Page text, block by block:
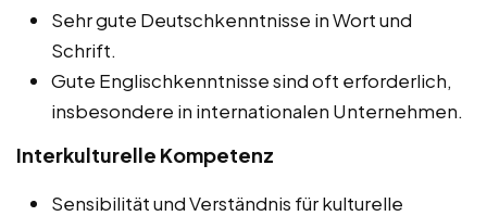
Sehr gute Deutschkenntnisse in Wort und
Schrift.
Gute Englischkenntnisse sind oft erforderlich,
insbesondere in internationalen Unternehmen.
Interkulturelle Kompetenz
Sensibilität und Verständnis für kulturelle